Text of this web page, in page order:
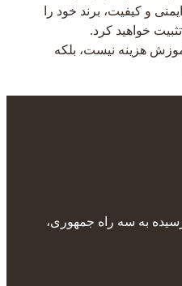
و کیفیت، برند خود را
خواهید کرد.
هزینه نیست، بلکه
به سه راه جمهوری،